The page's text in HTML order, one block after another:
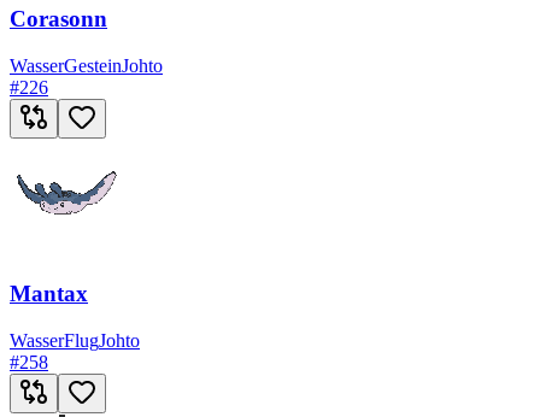
Corasonn
WasserGesteinJohto
#226
Mantax
WasserFlugJohto
#258